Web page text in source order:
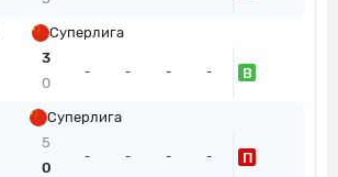
Суперлига
3
0
- - - - В
Суперлига
5
0
- - - - П